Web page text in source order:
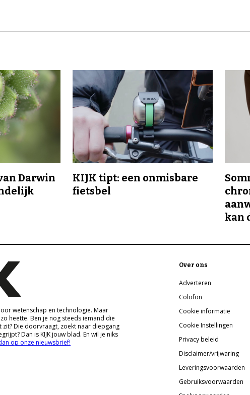
Darwin
KIJK tipt: een onmisbare
fietsbel
kan
wetenschap en technologie. Maar
heette. Ben je nog steeds iemand die
zit? Die doorvraagt, zoekt naar diepgang
Dan is KIJK jouw blad. En wil je niks
op onze nieuwsbrief!
Over ons
Adverteren
Colofon
Cookie informatie
Cookie Instellingen
Privacy beleid
Disclaimer/vrijwaring
Leveringsvoorwaarden
Gebruiksvoorwaarden